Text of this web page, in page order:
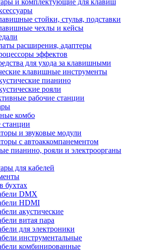
и комплектующие для клавиш
стойки, стулья, подставки
чехлы и кейсы
расширения, адаптеры
эффектов
для ухода за клавишными
клавишные инструменты
пианино
рояли
рабочие станции
комбо
станции
и звуковые модули
с автоаккомпанементом
пианино, рояли и электроорганы
для кабелей
бухтах
DMX
HDMI
акустические
витая пара
для электроники
инструментальные
комбинированные